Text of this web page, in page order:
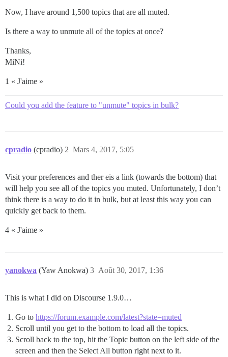
Now, I have around 1,500 topics that are all muted.
Is there a way to unmute all of the topics at once?
Thanks,
MiNi!
1 « J'aime »
Could you add the feature to "unmute" topics in bulk?
cpradio (cpradio) Mars 4, 2017, 5:05
2
Visit your preferences and ther eis a link (towards the bottom) that
will help you see all of the topics you muted. Unfortunately, I don’t
think there is a way to do it in bulk, but at least this way you can
quickly get back to them.
4 « J'aime »
yanokwa (Yaw Anokwa) Août 30, 2017, 1:36
3
This is what I did on Discourse 1.9.0…
Go to https://forum.example.com/latest?state=muted
Scroll until you get to the bottom to load all the topics.
Scroll back to the top, hit the Topic button on the left side of the
screen and then the Select All button right next to it.